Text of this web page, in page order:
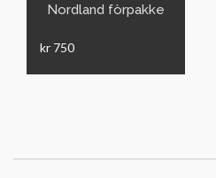
Nordland fòrpakke
kr 750